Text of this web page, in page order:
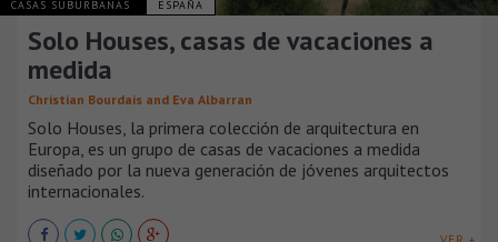
CASAS SUBURBANAS ESPAÑA
Solo Houses, casas de vacaciones a
medida
Christian Bourdais and Eva Albarran
Solo Houses, la primera colección de arquitectura en
Europa, es un grupo de casas de vacaciones a medida
diseñado por la nueva generación de jóvenes arquitectos
internacionales.